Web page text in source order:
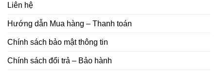
Liên hệ
Hướng dẫn Mua hàng – Thanh toán
Chính sách bảo mật thông tin
Chính sách đổi trả – Bảo hành